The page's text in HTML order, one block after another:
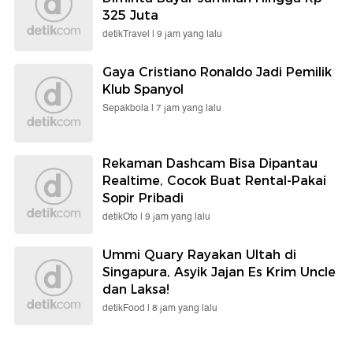
325 Juta
detikTravel | 9 jam yang lalu
Gaya Cristiano Ronaldo Jadi Pemilik
Klub Spanyol
Sepakbola | 7 jam yang lalu
Rekaman Dashcam Bisa Dipantau
Realtime, Cocok Buat Rental-Pakai
Sopir Pribadi
detikOto | 9 jam yang lalu
Ummi Quary Rayakan Ultah di
Singapura, Asyik Jajan Es Krim Uncle
dan Laksa!
detikFood | 8 jam yang lalu